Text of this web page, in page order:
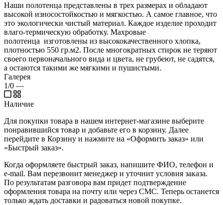
Наши полотенца представлены в трех размерах и обладают
высокой износостойкостью и мягкостью. А самое главное, что
это экологически чистый материал. Каждое изделие проходит
влаго-термическую обработку. Махровые
полотенца изготовлены из высококачественного хлопка,
плотностью 550 гр.м2. После многократных стирок не теряют
своего первоначального вида и цвета, не грубеют, не садятся,
а остаются такими же мягкими и пушистыми.
Галерея
1/0 —
Наличие
Для покупки товара в нашем интернет-магазине выберите
понравившийся товар и добавьте его в корзину. Далее
перейдите в Корзину и нажмите на «Оформить заказ» или
«Быстрый заказ».
Когда оформляете быстрый заказ, напишите ФИО, телефон и
e-mail. Вам перезвонит менеджер и уточнит условия заказа.
По результатам разговора вам придет подтверждение
оформления товара на почту или через СМС. Теперь останется
только ждать доставки и радоваться новой покупке.